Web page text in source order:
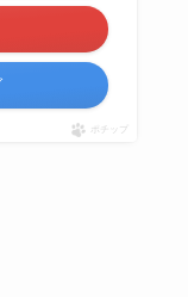
ポチップ